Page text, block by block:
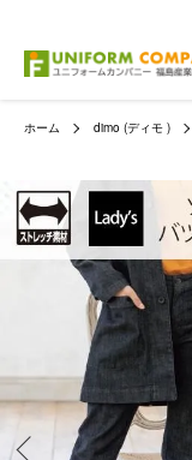
ホーム dimo (ディモ )